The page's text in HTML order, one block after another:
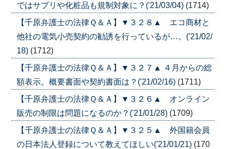
ではサプリや化粧品も規制対象に？('21/03/04) (1714)
【千原弁護士の法律Ｑ＆Ａ】▼３２８▲ エコ商材と
他社の電気小売契約の勧誘を行っているが…。('21/02/
18) (1712)
【千原弁護士の法律Ｑ＆Ａ】▼３２７▲ ４月からの総
額表示。概要書面や契約書面は？('21/02/16) (1711)
【千原弁護士の法律Ｑ＆Ａ】▼３２６▲ オンライン
販売の制限は問題になるのか？('21/01/28) (1709)
【千原弁護士の法律Ｑ＆Ａ】▼３２５▲ 外国籍会員
の日本法人登録について教えてほしい('21/01/21) (170